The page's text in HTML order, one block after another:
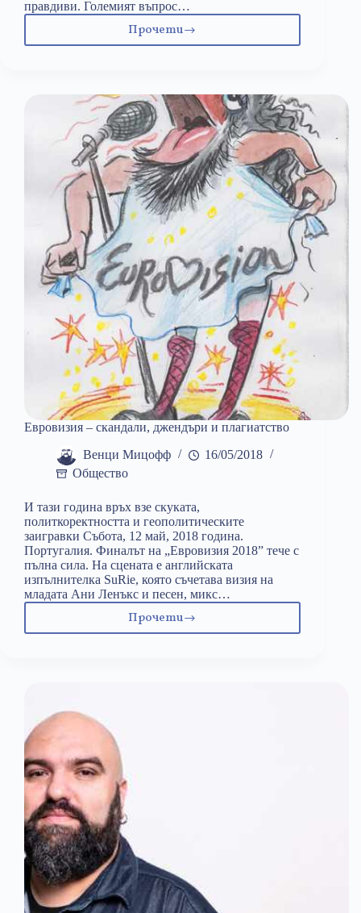
правдиви. Големият въпрос…
ПрочетиВеличието
Евровизия – скандали, джендъри и плагиатство
Венци Мицофф
16/05/2018
Общество
И тази година връх взе скуката,
политкоректността и геополитическите
заигравки Събота, 12 май, 2018 година.
Португалия. Финалът на „Евровизия 2018” тече с
пълна сила. На сцената е английската
изпълнителка SuRie, която съчетава визия на
младата Ани Ленъкс и песен, микс…
ПрочетиЕвровизия